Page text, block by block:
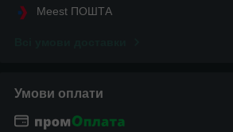
Meest ПОШТА
Умови оплати